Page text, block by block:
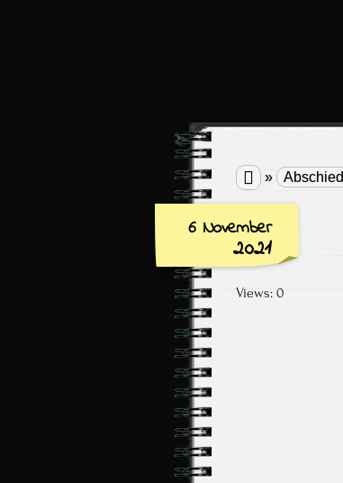
 » Abschied
6 November
2021
Views: 0